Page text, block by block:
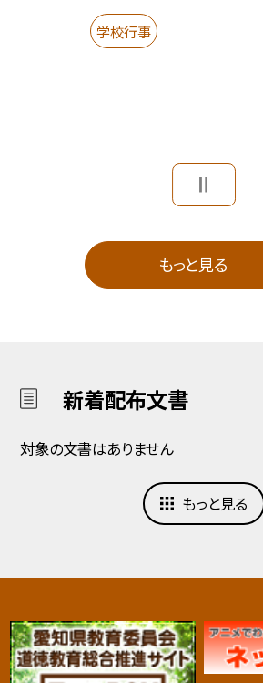
学校行事
もっと見る
新着配布文書
対象の文書はありません
もっと見る